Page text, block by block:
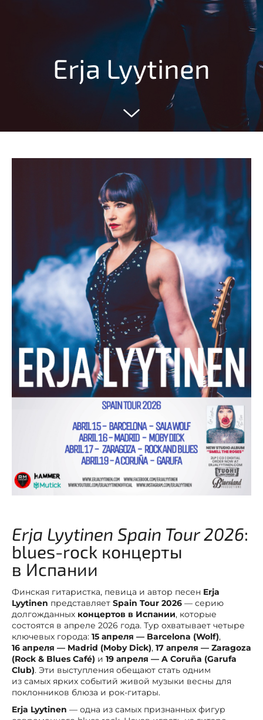
Erja Lyytinen
Erja Lyytinen Spain Tour 2026:
blues-rock концерты
в Испании
Финская гитаристка, певица и автор песен Erja
Lyytinen представляет Spain Tour 2026 — серию
долгожданных концертов в Испании, которые
состоятся в апреле 2026 года. Тур охватывает четыре
ключевых города: 15 апреля — Barcelona (Wolf),
16 апреля — Madrid (Moby Dick), 17 апреля — Zaragoza
(Rock & Blues Café) и 19 апреля — A Coruña (Garufa
Club). Эти выступления обещают стать одним
из самых ярких событий живой музыки весны для
поклонников блюза и рок-гитары.
Erja Lyytinen — одна из самых признанных фигур